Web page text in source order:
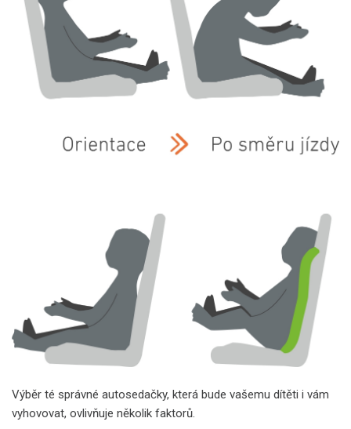
Výběr té správné autosedačky, která bude vašemu dítěti i vám
vyhovovat, ovlivňuje několik faktorů.